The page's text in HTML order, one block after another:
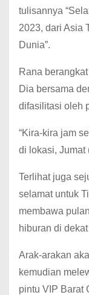
tulisannya
2023, dari Asia
Dunia”.
Rana
Dia bersama
difasilitasi oleh
“Kira-kira jam
di lokasi, Jumat
Terlihat juga
selamat untuk
membawa
hiburan di
Arak-arakan
kemudian
pintu VIP Barat